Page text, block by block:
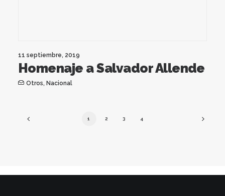
11 septiembre, 2019
Homenaje a Salvador Allende
Otros, Nacional
1 2 3 4